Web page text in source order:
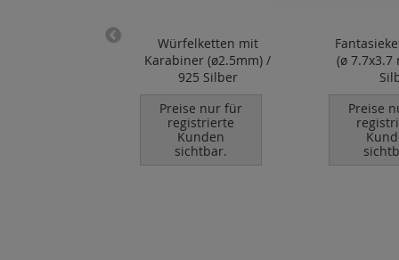
Würfelketten mit
Karabiner (ø2.5mm) /
925 Silber
Preise nur für
registrierte
Kunden
sichtbar.
(ø 7.7x3.7
Preise